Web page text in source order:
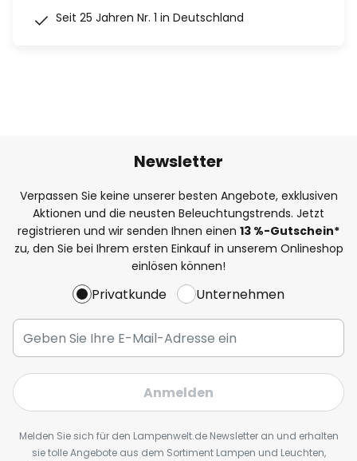
Seit 25 Jahren Nr. 1 in Deutschland
Newsletter
Verpassen Sie keine unserer besten Angebote, exklusiven
Aktionen und die neusten Beleuchtungstrends. Jetzt
registrieren und wir senden Ihnen einen 13 %-Gutschein*
zu, den Sie bei Ihrem ersten Einkauf in unserem Onlineshop
einlösen können!
Privatkunde Unternehmen
Anmelden
Melden Sie sich für den Lampenwelt.de Newsletter an und erhalten
sie tolle Angebote aus dem Sortiment Lampen und Leuchten,